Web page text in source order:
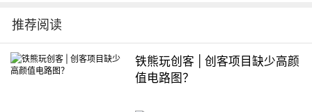
推荐阅读
铁熊玩创客 | 创客项目缺少高颜
值电路图？